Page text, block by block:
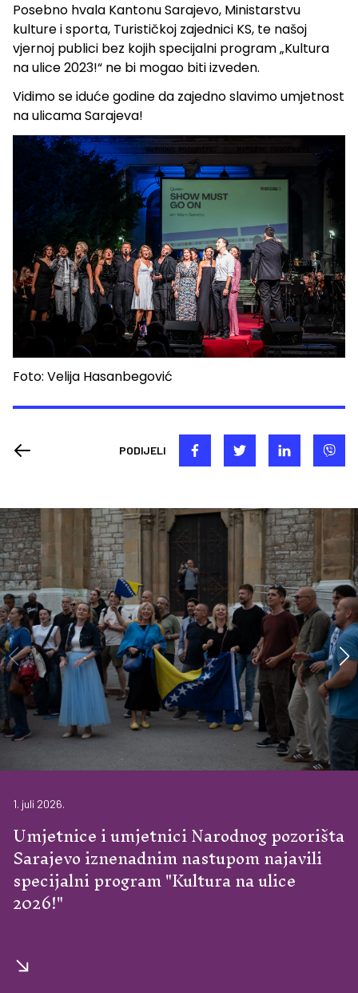
Posebno hvala Kantonu Sarajevo, Ministarstvu
kulture i sporta, Turističkoj zajednici KS, te našoj
vjernoj publici bez kojih specijalni program „Kultura
na ulice 2023!“ ne bi mogao biti izveden.
Vidimo se iduće godine da zajedno slavimo umjetnost
na ulicama Sarajeva!
Foto: Velija Hasanbegović
PODIJELI
1. juli 2026.
Umjetnice i umjetnici Narodnog pozorišta
Sarajevo iznenadnim nastupom najavili
specijalni program "Kultura na ulice
2026!"